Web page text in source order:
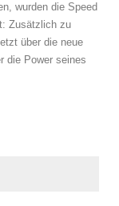
wurden die Speed
Zusätzlich zu
über die neue
die Power seines